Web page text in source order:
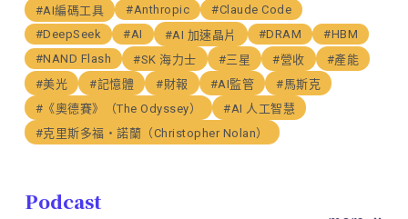
#AI編碼工具
#Anthropic
#Claude Code
#DeepSeek
#AI #AI 加速晶片 #DRAM
#HBM
#NAND Flash
#SK 海力士 #三星 #營收
#產能
#美光
#記憶體 #財報 #AI監管
#馬斯克
#《奧德賽》（The Odyssey）
#AI 人工智慧
#克里斯多福・諾蘭（Christopher Nolan）
Podcast